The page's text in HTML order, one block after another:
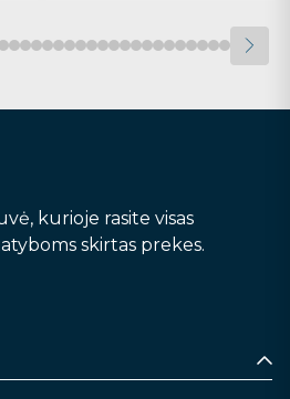
kurioje rasite visas
skirtas prekes.